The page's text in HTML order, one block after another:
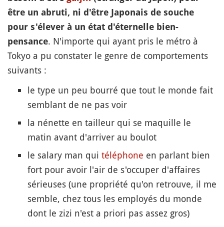
être un abruti, ni d'être Japonais de souche
pour s'élever à un état d'éternelle bien-
pensance. N'importe qui ayant pris le métro à
Tokyo a pu constater le genre de comportements
suivants :
le type un peu bourré que tout le monde fait
semblant de ne pas voir
la nénette en tailleur qui se maquille le
matin avant d'arriver au boulot
le salary man qui téléphone en parlant bien
fort pour avoir l'air de s'occuper d'affaires
sérieuses (une propriété qu'on retrouve, il me
semble, chez tous les employés du monde
dont le zizi n'est a priori pas assez gros)